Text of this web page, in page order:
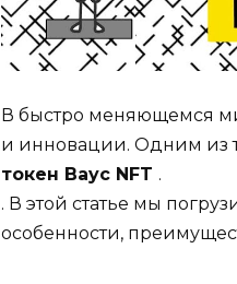
В быстро меняющемся
и инновации. Одним из
токен Bayc NFT .
. В этой статье мы
особенности,